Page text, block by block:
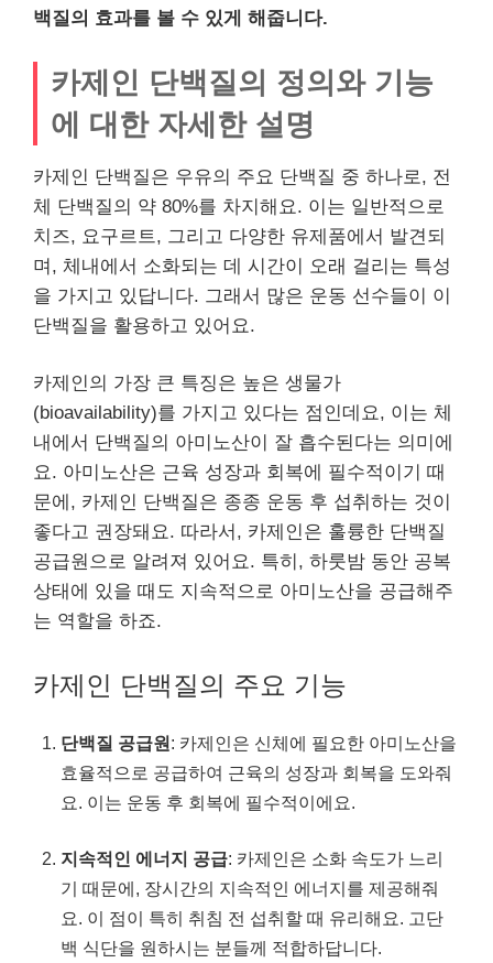
백질의 효과를 볼 수 있게 해줍니다.
카제인 단백질의 정의와 기능
에 대한 자세한 설명
카제인 단백질은 우유의 주요 단백질 중 하나로, 전
체 단백질의 약 80%를 차지해요. 이는 일반적으로
치즈, 요구르트, 그리고 다양한 유제품에서 발견되
며, 체내에서 소화되는 데 시간이 오래 걸리는 특성
을 가지고 있답니다. 그래서 많은 운동 선수들이 이
단백질을 활용하고 있어요.
카제인의 가장 큰 특징은 높은 생물가
(bioavailability)를 가지고 있다는 점인데요, 이는 체
내에서 단백질의 아미노산이 잘 흡수된다는 의미에
요. 아미노산은 근육 성장과 회복에 필수적이기 때
문에, 카제인 단백질은 종종 운동 후 섭취하는 것이
좋다고 권장돼요. 따라서, 카제인은 훌륭한 단백질
공급원으로 알려져 있어요. 특히, 하룻밤 동안 공복
상태에 있을 때도 지속적으로 아미노산을 공급해주
는 역할을 하죠.
카제인 단백질의 주요 기능
단백질 공급원: 카제인은 신체에 필요한 아미노산을
효율적으로 공급하여 근육의 성장과 회복을 도와줘
요. 이는 운동 후 회복에 필수적이에요.
지속적인 에너지 공급: 카제인은 소화 속도가 느리
기 때문에, 장시간의 지속적인 에너지를 제공해줘
요. 이 점이 특히 취침 전 섭취할 때 유리해요. 고단
백 식단을 원하시는 분들께 적합하답니다.